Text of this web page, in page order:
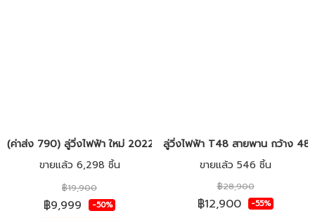
(ค่าส่ง 790) ลู่วิ่งไฟฟ้า ใหม่ 2022 รุ่น MW5X ปรับชันไฟฟ้า 18 ระดับ ปรั
ขายแล้ว 6,298 ชิ้น
฿19,900
฿9,999 -50%
ลู่วิ่งไฟฟ้า T48 สายพาน กว้าง 48
ขายแล้ว 546 ชิ้น
฿28,900
฿12,900 -55%